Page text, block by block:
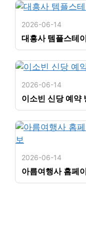
2026-06-14
대흥사 템플스테
2026-06-14
이소빈 신당 예약
2026-06-14
아름여행사 홈페